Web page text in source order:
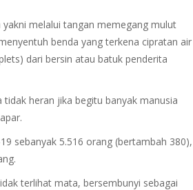
melalui tangan memegang mulut
benda yang terkena cipratan air
dari bersin atau batuk penderita
tidak heran jika begitu banyak manusia
sebanyak 5.516 orang (bertambah 380),
terlihat mata, bersembunyi sebagai